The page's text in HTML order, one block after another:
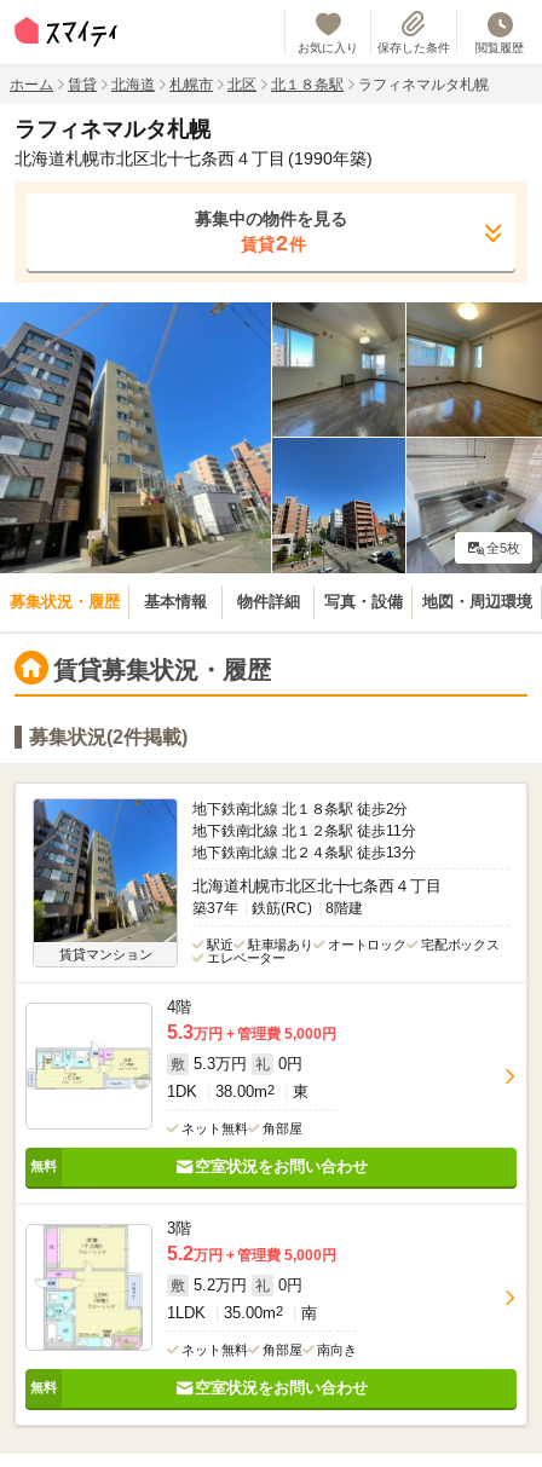
お気に入り 保存した条件 閲覧履歴
ホーム 賃貸 北海道 札幌市 北区 北１８条駅 ラフィネマルタ札幌
ラフィネマルタ札幌
北海道札幌市北区北十七条西４丁目 (1990年築)
募集中の物件を見る
賃貸2件
全5枚
募集状況・履歴 基本情報 物件詳細 写真・設備 地図・周辺環境
賃貸募集状況・履歴
募集状況(2件掲載)
賃貸マンション
地下鉄南北線 北１８条駅 徒歩2分
地下鉄南北線 北１２条駅 徒歩11分
地下鉄南北線 北２４条駅 徒歩13分
北海道札幌市北区北十七条西４丁目
築37年 鉄筋(RC) 8階建
駅近 駐車場あり オートロック
宅配ボックス
エレベーター
4階
5.3万円
管理費 5,000円
敷 5.3万円 礼 0円
1DK
38.00m2 東
ネット無料 角部屋
空室状況をお問い合わせ
3階
5.2万円
管理費 5,000円
敷 5.2万円 礼 0円
1LDK
35.00m2 南
ネット無料 角部屋 南向き
空室状況をお問い合わせ